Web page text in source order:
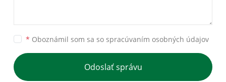
* Oboznámil som sa so spracúvaním osobných údajov
Odoslať správu